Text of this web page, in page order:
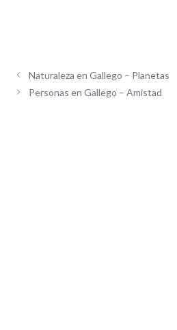
Naturaleza en Gallego – Planetas
Personas en Gallego – Amistad